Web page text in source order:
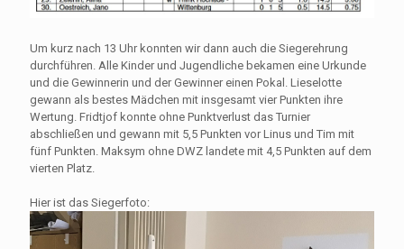
Um kurz nach 13 Uhr konnten wir dann auch die Siegerehrung
durchführen. Alle Kinder und Jugendliche bekamen eine Urkunde
und die Gewinnerin und der Gewinner einen Pokal. Lieselotte
gewann als bestes Mädchen mit insgesamt vier Punkten ihre
Wertung. Fridtjof konnte ohne Punktverlust das Turnier
abschließen und gewann mit 5,5 Punkten vor Linus und Tim mit
fünf Punkten. Maksym ohne DWZ landete mit 4,5 Punkten auf dem
vierten Platz.
Hier ist das Siegerfoto: